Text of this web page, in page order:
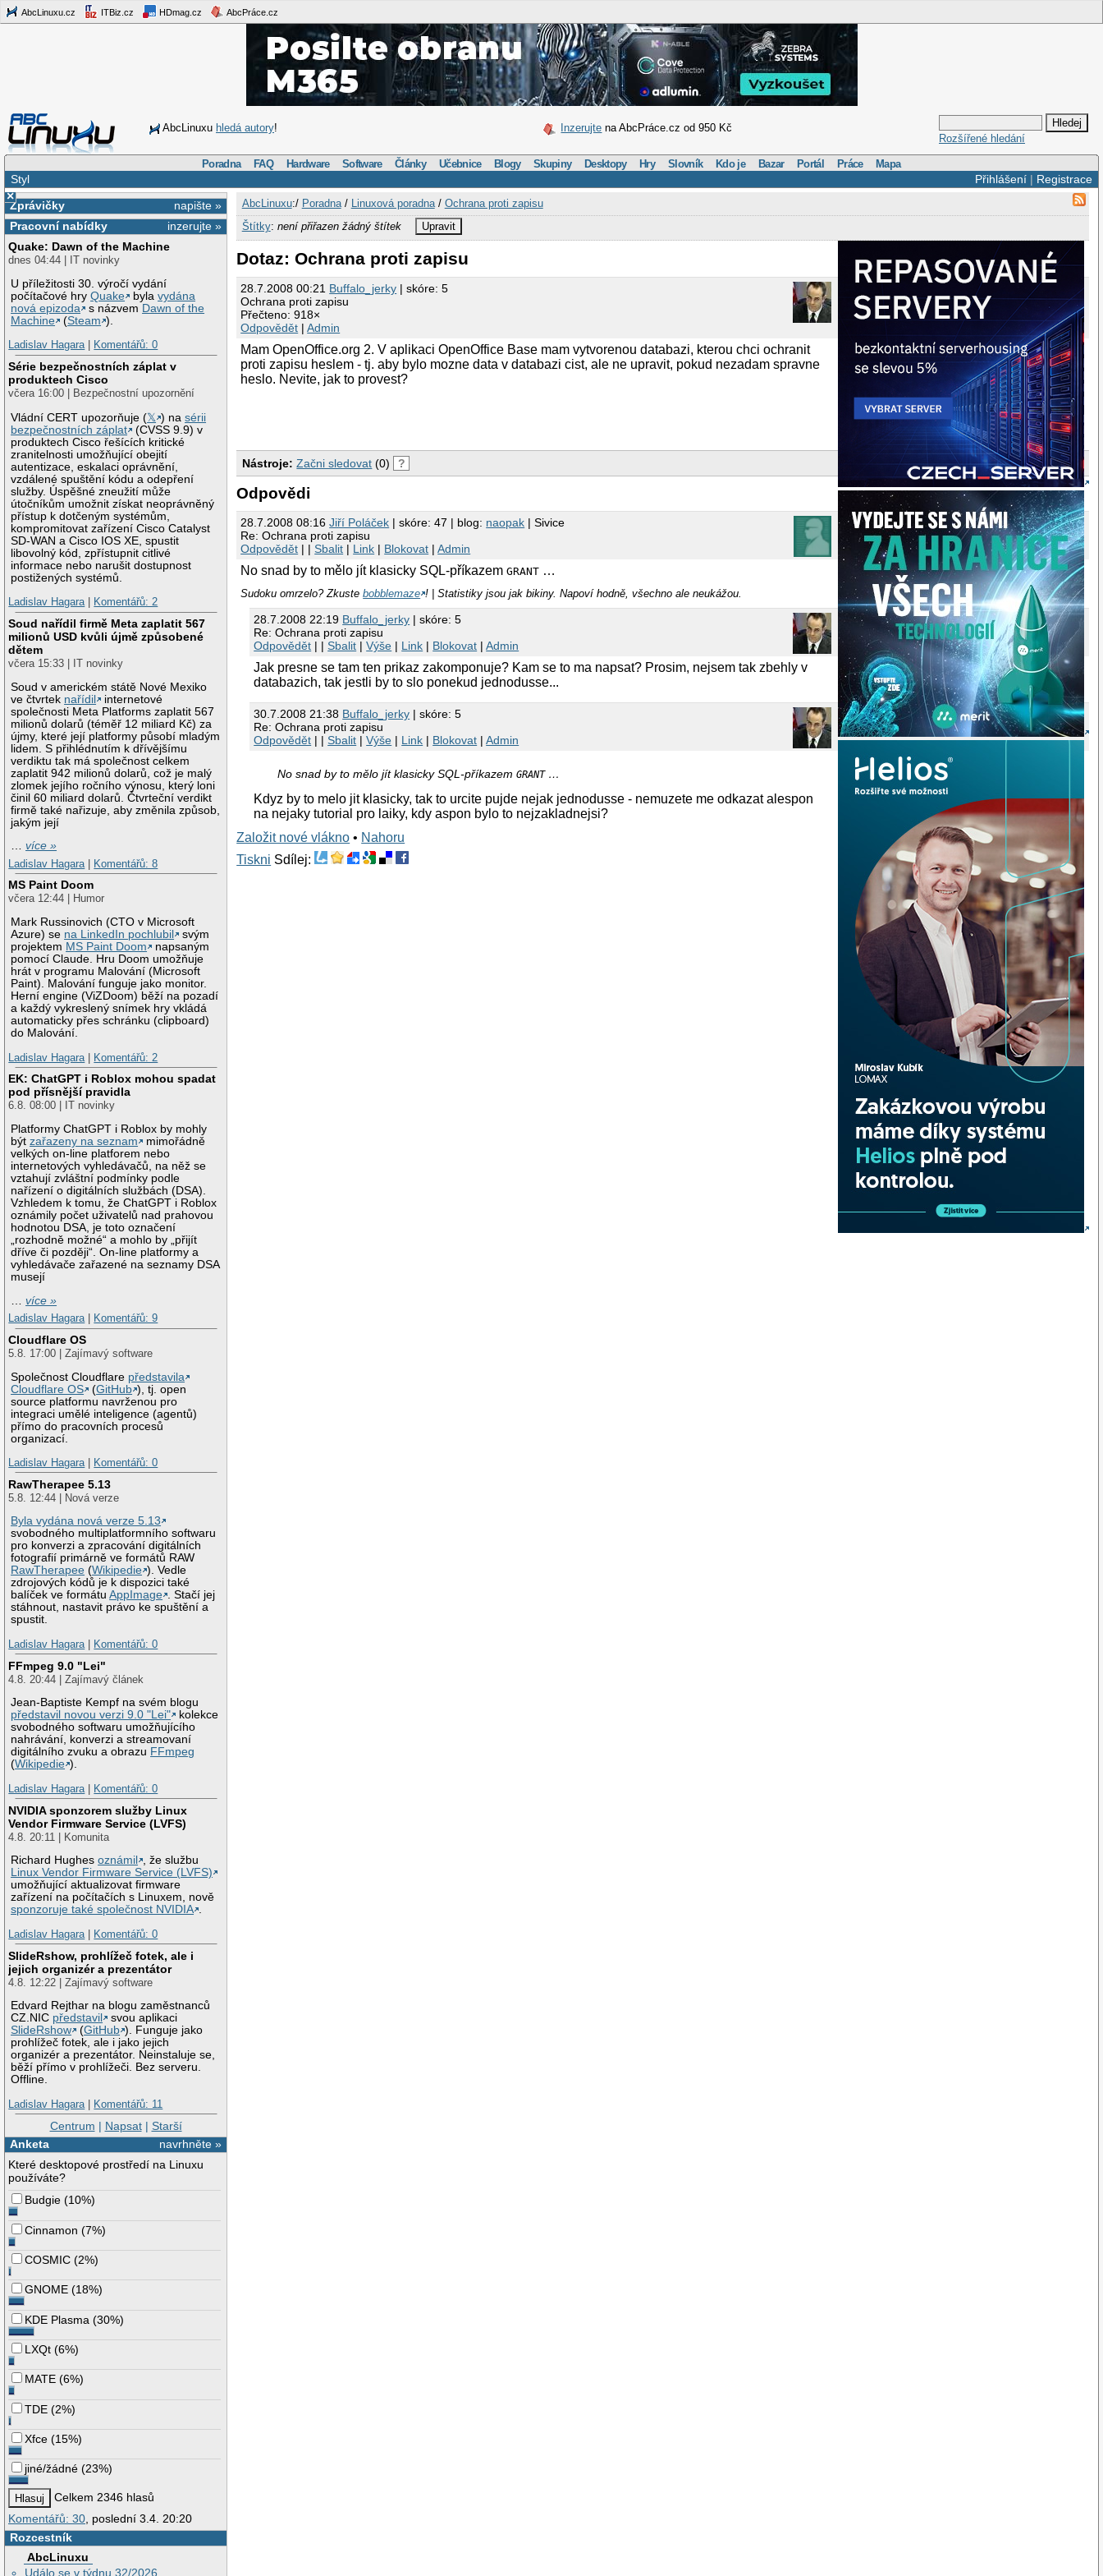
AbcLinuxu.cz ITBiz.cz HDmag.cz AbcPráce.cz
AbcLinuxu hledá autory! Inzerujte na AbcPráce.cz od 950 Kč
Rozšířené hledání
Poradna FAQ Hardware Software Články Učebnice Blogy Skupiny Desktopy Hry Slovník Kdo je Bazar Portál Práce Mapa
Přihlášení| Registrace
Styl
×
napište »
Zprávičky
inzerujte »
Pracovní nabídky
Quake: Dawn of the Machine
dnes 04:44 | IT novinky
U příležitosti 30. výročí vydání
počítačové hryQuake bylavydána
nová epizoda
s názvem Dawn of the
Machine
(Steam ).
Ladislav Hagara| Komentářů: 0
Série bezpečnostních záplat v
produktech Cisco
včera 16:00 | Bezpečnostní upozornění
Vládní CERT upozorňuje (𝕏 ) nasérii
bezpečnostních záplat
(CVSS 9.9) v
produktech Cisco řešících kritické
zranitelnosti umožňující obejití
autentizace, eskalaci oprávnění,
vzdálené spuštění kódu a odepření
služby. Úspěšné zneužití může
útočníkům umožnit získat neoprávněný
přístup k dotčeným systémům,
kompromitovat zařízení Cisco Catalyst
SD-WAN a Cisco IOS XE, spustit
libovolný kód, zpřístupnit citlivé
informace nebo narušit dostupnost
postižených systémů.
Ladislav Hagara| Komentářů: 2
Soud nařídil firmě Meta zaplatit 567
milionů USD kvůli újmě způsobené
dětem
včera 15:33 | IT novinky
Soud v americkém státě Nové Mexiko
ve čtvrtek nařídil
internetové
společnosti Meta Platforms zaplatit 567
milionů dolarů (téměř 12 miliard Kč) za
újmy, které její platformy působí mladým
lidem. S přihlédnutím k dřívějšímu
verdiktu tak má společnost celkem
zaplatit 942 milionů dolarů, což je malý
zlomek jejího ročního výnosu, který loni
činil 60 miliard dolarů. Čtvrteční verdikt
firmě také nařizuje, aby změnila způsob,
jakým její
…více »
Ladislav Hagara
Komentářů: 8
MS Paint Doom
včera 12:44 | Humor
Mark Russinovich (CTO v Microsoft
Azure) se na LinkedIn pochlubil
svým
projektem MS Paint Doom
napsaným
pomocí Claude. Hru Doom umožňuje
hrát v programu Malování (Microsoft
Paint). Malování funguje jako monitor.
Herní engine (ViZDoom) běží na pozadí
a každý vykreslený snímek hry vkládá
automaticky přes schránku (clipboard)
do Malování.
Ladislav Hagara
Komentářů: 2
EK: ChatGPT i Roblox mohou spadat
pod přísnější pravidla
6.8. 08:00 | IT novinky
Platformy ChatGPT i Roblox by mohly
býtzařazeny na seznam
mimořádně
velkých on-line platforem nebo
internetových vyhledávačů, na něž se
vztahují zvláštní podmínky podle
nařízení o digitálních službách (DSA).
Vzhledem k tomu, že ChatGPT i Roblox
oznámily počet uživatelů nad prahovou
hodnotou DSA, je toto označení
„rozhodně možné“ a mohlo by „přijít
dříve či později“. On-line platformy a
vyhledávače zařazené na seznamy DSA
musejí
…více »
Ladislav Hagara| Komentářů: 9
Cloudflare OS
5.8. 17:00 | Zajímavý software
Společnost Cloudflare představila
Cloudflare OS
(GitHub ), tj. open
source platformu navrženou pro
integraci umělé inteligence (agentů)
přímo do pracovních procesů
organizací.
Ladislav Hagara| Komentářů: 0
RawTherapee 5.13
5.8. 12:44 | Nová verze
Byla vydána nová verze 5.13
svobodného multiplatformního softwaru
pro konverzi a zpracování digitálních
fotografií primárně ve formátů RAW
RawTherapee (Wikipedie ). Vedle
zdrojových kódů je k dispozici také
balíček ve formátuAppImage . Stačí jej
stáhnout, nastavit právo ke spuštění a
spustit.
Ladislav Hagara| Komentářů: 0
FFmpeg 9.0 "Lei"
4.8. 20:44 | Zajímavý článek
Jean-Baptiste Kempf na svém blogu
představil novou verzi 9.0 "Lei"
kolekce
svobodného softwaru umožňujícího
nahrávání, konverzi a streamovaní
digitálního zvuku a obrazu FFmpeg
(Wikipedie ).
Ladislav Hagara| Komentářů: 0
NVIDIA sponzorem služby Linux
Vendor Firmware Service (LVFS)
4.8. 20:11 | Komunita
Richard Hughesoznámil
, že službu
Linux Vendor Firmware Service (LVFS)
umožňující aktualizovat firmware
zařízení na počítačích s Linuxem, nově
sponzoruje také společnost NVIDIA .
Ladislav Hagara| Komentářů: 0
SlideRshow, prohlížeč fotek, ale i
jejich organizér a prezentátor
4.8. 12:22 | Zajímavý software
Edvard Rejthar na blogu zaměstnanců
CZ.NIC představil
svou aplikaci
SlideRshow
(GitHub ). Funguje jako
prohlížeč fotek, ale i jako jejich
organizér a prezentátor. Neinstaluje se,
běží přímo v prohlížeči. Bez serveru.
Offline.
Ladislav Hagara| Komentářů: 11
Centrum | Napsat| Starší
navrhněte »
Anketa
Které desktopové prostředí na Linuxu
používáte?
Budgie (10%)
Cinnamon (7%)
COSMIC (2%)
GNOME (18%)
KDE Plasma (30%)
LXQt (6%)
MATE (6%)
TDE (2%)
Xfce (15%)
jiné/žádné (23%)
Celkem 2346 hlasů
Komentářů: 30 , poslední 3.4. 20:20
Rozcestník
AbcLinuxu
Událo se v týdnu 32/2026
AbcLinuxu:/ Poradna/ Linuxová poradna/ Ochrana proti zapisu
Štítky: není přiřazen žádný štítek Upravit
Dotaz: Ochrana proti zapisu
28.7.2008 00:21 Buffalo_jerky | skóre: 5
Ochrana proti zapisu
Přečteno: 918×
Odpovědět |Admin
Mam OpenOffice.org 2. V aplikaci OpenOffice Base mam vytvorenou databazi, kterou chci ochranit
proti zapisu heslem - tj. aby bylo mozne data v databazi cist, ale ne upravit, pokud nezadam spravne
heslo. Nevite, jak to provest?
Nástroje: Začni sledovat (0) ?
Odpovědi
28.7.2008 08:16Jiří Poláček | skóre: 47 | blog: naopak | Sivice
Re: Ochrana proti zapisu
Odpovědět | |Sbalit | Link | Blokovat |Admin
No snad by to mělo jít klasicky SQL-příkazemGRANT …
Sudoku omrzelo? Zkustebobblemaze ! | Statistiky jsou jak bikiny. Napoví hodně, všechno ale neukážou.
28.7.2008 22:19 Buffalo_jerky | skóre: 5
Re: Ochrana proti zapisu
Odpovědět | |Sbalit |Výše | Link | Blokovat |Admin
Jak presne se tam ten prikaz zakomponuje? Kam se to ma napsat? Prosim, nejsem tak zbehly v
databazich, tak jestli by to slo ponekud jednodusse...
30.7.2008 21:38 Buffalo_jerky | skóre: 5
Re: Ochrana proti zapisu
Odpovědět | |Sbalit |Výše | Link | Blokovat |Admin
No snad by to mělo jít klasicky SQL-příkazem GRANT…
Kdyz by to melo jit klasicky, tak to urcite pujde nejak jednodusse - nemuzete me odkazat alespon
na nejaky tutorial pro laiky, kdy aspon bylo to nejzakladnejsi?
Založit nové vlákno • Nahoru
Tiskni Sdílej: